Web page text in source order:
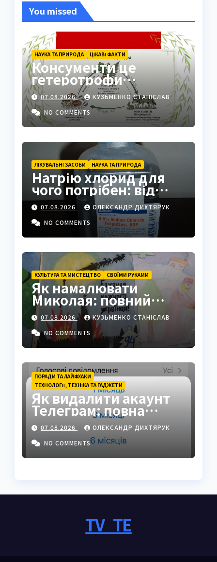
You missed
НАУКА ТА ПРИРОДА ЦІКАВІ ФАКТИ
Консументи це
гетеротрофи
екосистеми
07.08.2026
КУЗЬМЕНКО СТАНІСЛАВ
NO COMMENTS
ЛІКУВАЛЬНІ ЗАСОБИ НАУКА ТА ПРИРОДА
Натрію хлорид для
чого потрібен: від
фізрозчину до
промисловості
07.08.2026
ОЛЕКСАНДР ДИХТЯРУК
NO COMMENTS
КУЛЬТУРА ТА МИСТЕЦТВО СВОЇМИ РУКАМИ
Як намалювати
Миколая: повний
покроковий гайд з
секретами майстрів
07.08.2026
КУЗЬМЕНКО СТАНІСЛАВ
NO COMMENTS
ПОРАДИ ТА ЛАЙФХАКИ
ТЕХНОЛОГІЇ, ТЕХНІКА ТА ГАДЖЕТИ
Як видалити акаунт
Телеграм: повна
інструкція на 2026 рік
07.08.2026
ОЛЕКСАНДР ДИХТЯРУК
NO COMMENTS
TV_TE